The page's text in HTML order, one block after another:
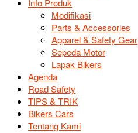
Info Produk
Modifikasi
Parts & Accessories
Apparel & Safety Gear
Sepeda Motor
Lapak Bikers
Agenda
Road Safety
TIPS & TRIK
Bikers Cars
Tentang Kami